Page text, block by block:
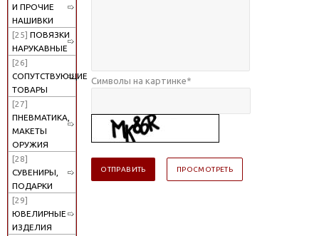
И ПРОЧИЕ
НАШИВКИ
[25] ПОВЯЗКИ
НАРУКАВНЫЕ
[26]
СОПУТСТВУЮЩИЕ
ТОВАРЫ
[27]
ПНЕВМАТИКА,
МАКЕТЫ
ОРУЖИЯ
[28]
СУВЕНИРЫ,
ПОДАРКИ
[29]
ЮВЕЛИРНЫЕ
ИЗДЕЛИЯ
Символы на картинке*